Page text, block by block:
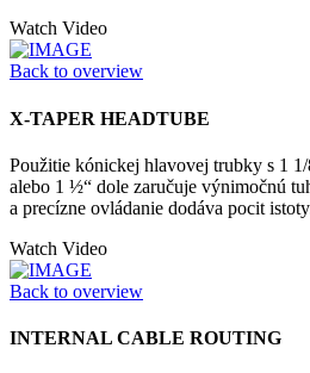
Watch Video
Back to overview
X-TAPER HEADTUBE
Použitie kónickej hlavovej trubky s 1
alebo 1 ½“ dole zaručuje výnimočnú
a precízne ovládanie dodáva pocit
Watch Video
Back to overview
INTERNAL CABLE ROUTING